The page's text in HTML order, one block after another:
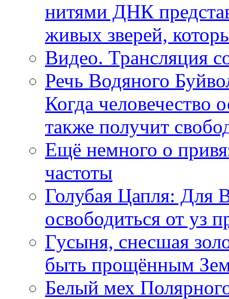
нитями ДНК
живых зверей,
Видео. Трансляция
Речь Водяного
Когда человечество
также получит
Ещё немного о
частоты
Голубая Цапля: Для
освободиться от уз
Гусыня, снесшая
быть прощённым
Белый мех